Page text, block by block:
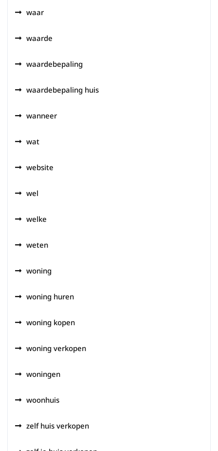
waar
waarde
waardebepaling
waardebepaling huis
wanneer
wat
website
wel
welke
weten
woning
woning huren
woning kopen
woning verkopen
woningen
woonhuis
zelf huis verkopen